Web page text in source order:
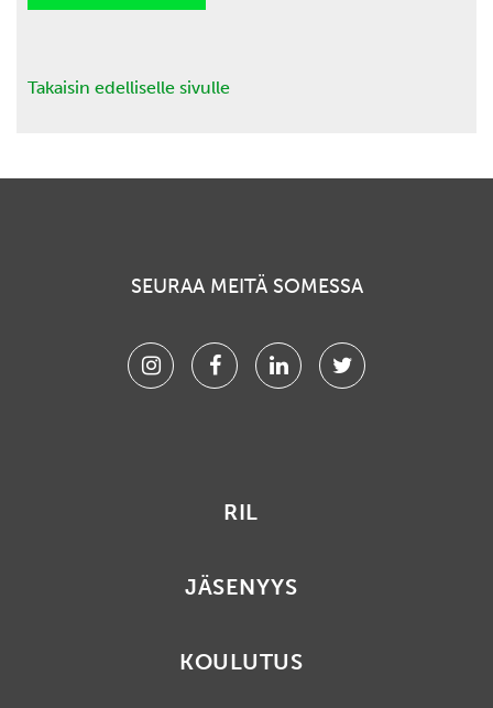
Takaisin edelliselle sivulle
SEURAA MEITÄ SOMESSA
InstagramFacebookLinkedinTwitter
RIL
JÄSENYYS
KOULUTUS